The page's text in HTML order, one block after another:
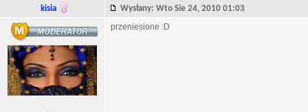
kisia Wysłany: Wto Sie 24, 2010 01:03
przeniesione :D